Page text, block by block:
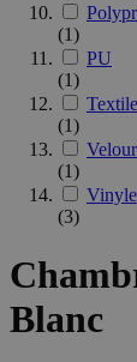
(1)
PU
(1)
Textile
(1)
(1)
Vinyle
(3)
Blanc